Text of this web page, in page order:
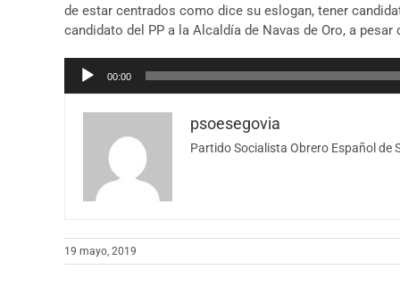
de estar centrados como dice su eslogan, tener
candidato del PP a la Alcaldía de Navas de Oro, a pesar
Reproductor
00:00
psoesegovia
Partido Socialista Obrero Español de
19 mayo, 2019